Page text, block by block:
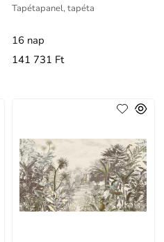
Tapétapanel, tapéta
16 nap
141 731 Ft